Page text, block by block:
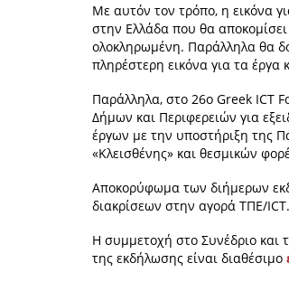
Με αυτόν τον τρόπο, η εικόνα
στην Ελλάδα που θα
ολοκληρωμένη. Παράλληλα θα
πληρέστερη εικόνα για τα έργα
Παράλληλα, στο 26ο Greek ICT
Δήμων και Περιφερειών για
έργων με την υποστήριξη της
«Κλεισθένης» και θεσμικών
Αποκορύφωμα των διήμερων
διακρίσεων στην αγορά ΤΠΕ/ICT.
Η συμμετοχή στο Συνέδριο και
της εκδήλωσης είναι διαθέσιμο